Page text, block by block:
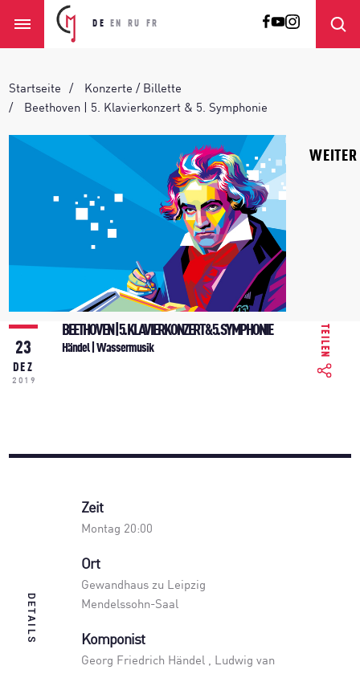
DE EN RU FR
Startseite
Konzerte / Billette
Beethoven | 5. Klavierkonzert & 5. Symphonie
23
DEZ
2019
BEETHOVEN | 5. KLAVIERKONZERT & 5. SYMPHONIE
Händel | Wassermusik TEILEN
WEITER
DETAILS
Zeit
Montag 20:00
Ort
Gewandhaus zu Leipzig
Mendelssohn-Saal
Komponist
Georg Friedrich Händel , Ludwig van